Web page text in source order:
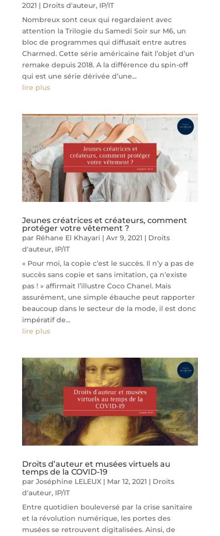
2021 | Droits d'auteur, IP/IT
Nombreux sont ceux qui regardaient avec
attention la Trilogie du Samedi Soir sur M6, un
bloc de programmes qui diffusait entre autres
Charmed. Cette série américaine fait l’objet d’un
remake depuis 2018. A la différence du spin-off
qui est une série dérivée d’une...
lire plus
Jeunes créatrices et créateurs, comment
protéger votre vêtement ?
par Réhane El Khayari | Avr 9, 2021 | Droits
d'auteur, IP/IT
« Pour moi, la copie c’est le succès. Il n’y a pas de
succès sans copie et sans imitation, ça n’existe
pas ! » affirmait l’illustre Coco Chanel. Mais
assurément, une simple ébauche peut rapporter
beaucoup dans le secteur de la mode, il est donc
impératif de...
lire plus
Droits d’auteur et musées virtuels au
temps de la COVID-19
par Joséphine LELEUX| Mar 12, 2021 | Droits
d'auteur, IP/IT
Entre quotidien bouleversé par la crise sanitaire
et la révolution numérique, les portes des
musées se retrouvent digitalisées. Ainsi, de